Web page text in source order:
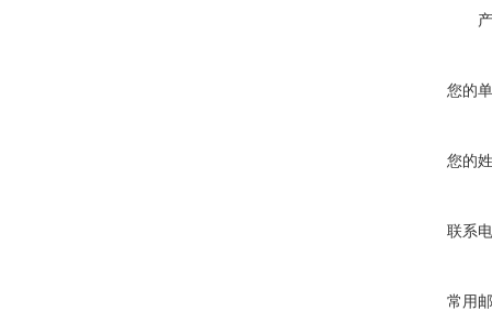
您的
您的
联系
常用